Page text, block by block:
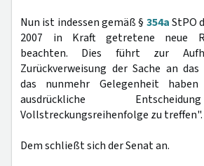
Nun ist indessen gemäß § 354aStPO
2007 in Kraft getretene neue
beachten. Dies führt zur
Zurückverweisung der Sache an
das nunmehr Gelegenheit
ausdrückliche
Vollstreckungsreihenfolge zu treffen".
Dem schließt sich der Senat an.